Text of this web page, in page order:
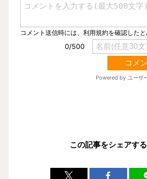
この記事をシェアする